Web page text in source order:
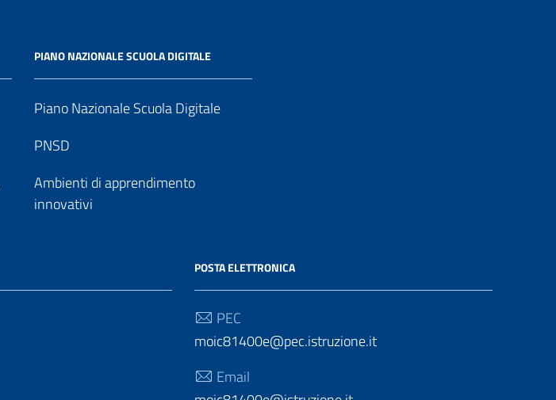
PIANO NAZIONALE SCUOLA DIGITALE
Piano Nazionale Scuola Digitale
PNSD
Ambienti di apprendimento
innovativi
POSTA ELETTRONICA
PEC
moic81400e@pec.istruzione.it
Email